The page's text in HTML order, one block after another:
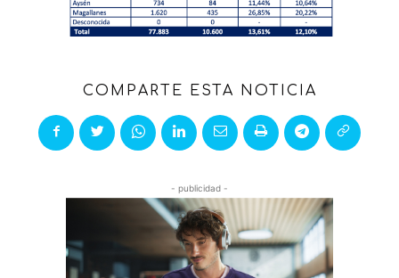
COMPARTE ESTA NOTICIA
- publicidad -